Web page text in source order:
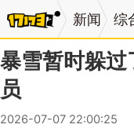
新闻 综
暴雪暂时躲
员
2026-07-07 22:00:25